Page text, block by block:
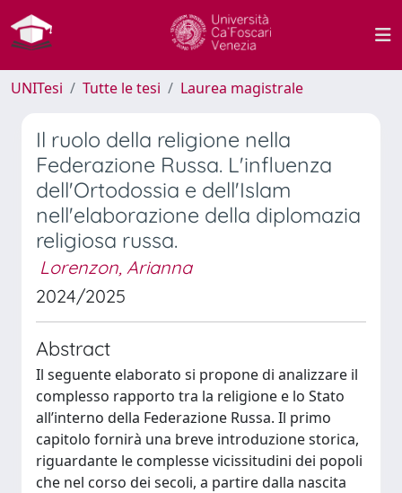
UNITesi Tutte le tesi Laurea magistrale
Il ruolo della religione nella
Federazione Russa. L'influenza
dell'Ortodossia e dell'Islam
nell'elaborazione della diplomazia
religiosa russa.
Lorenzon, Arianna
2024/2025
Abstract
Il seguente elaborato si propone di analizzare il
complesso rapporto tra la religione e lo Stato
all’interno della Federazione Russa. Il primo
capitolo fornirà una breve introduzione storica,
riguardante le complesse vicissitudini dei popoli
che nel corso dei secoli, a partire dalla nascita